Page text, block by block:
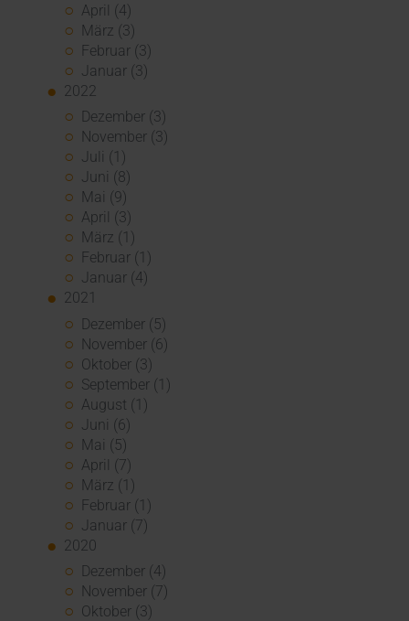
April (4)
März (3)
Februar (3)
Januar (3)
2022
Dezember (3)
November (3)
Juli (1)
Juni (8)
Mai (9)
April (3)
März (1)
Februar (1)
Januar (4)
2021
Dezember (5)
November (6)
Oktober (3)
September (1)
August (1)
Juni (6)
Mai (5)
April (7)
März (1)
Februar (1)
Januar (7)
2020
Dezember (4)
November (7)
Oktober (3)